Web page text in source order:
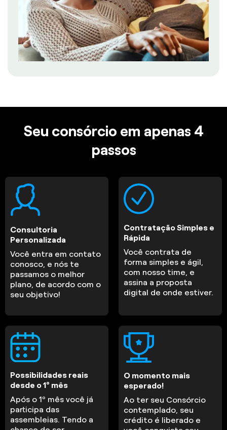
Seu consórcio em apenas 4
passos
Consultoria
Personalizada
Você entra em contato
conosco, e nós te
passamos o melhor
plano, de acordo com o
seu objetivo!
Contratação Simples e
Rápida
Você contrata de
forma simples e ágil,
com nosso time, e
assina a proposta
digital de onde estiver.
Possibilidades reais
desde o 1º mês
Após o 1º mês você já
participa das
assembleias. Tendo a
O momento mais
esperado!
Ao ter seu Consórcio
contemplado, seu
crédito é liberado e